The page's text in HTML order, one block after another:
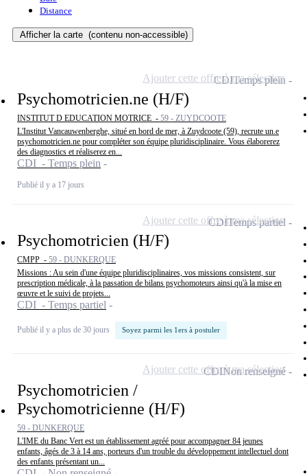
Distance
Afficher la carte (contenu non-accessible)
Psychomotricien.ne (H/F)
INSTITUT D EDUCATION MOTRICE - 59 - ZUYDCOOTE
L'Institut Vancauwenberghe, situé en bord de mer, à Zuydcoote (59), recrute un.e
psychomotricien.ne pour compléter son équipe pluridisciplinaire. Vous élaborerez
des diagnostics et réaliserez en...
CDI - Temps plein
Publié il y a 17 jours
CDITemps plein
Ajouter cette offre à ma sélection
Psychomotricien (H/F)
CMPP - 59 - DUNKERQUE
Missions : Au sein d'une équipe pluridisciplinaires, vos missions consistent, sur
prescription médicale, à la passation de bilans psychomoteurs ainsi qu'à la mise en
œuvre et le suivi de projets...
CDI - Temps partiel
Publié il y a plus de 30 jours Soyez parmi les 1ers à postuler
CDITemps partiel
Ajouter cette offre à ma sélection
Psychomotricien /
Psychomotricienne (H/F)
59 - DUNKERQUE
L'IME du Banc Vert est un établissement agréé pour accompagner 84 jeunes
enfants, âgés de 3 à 14 ans, porteurs d'un trouble du développement intellectuel dont
des enfants présentant un...
CDINon renseigné
Ajouter cette offre à ma sélection